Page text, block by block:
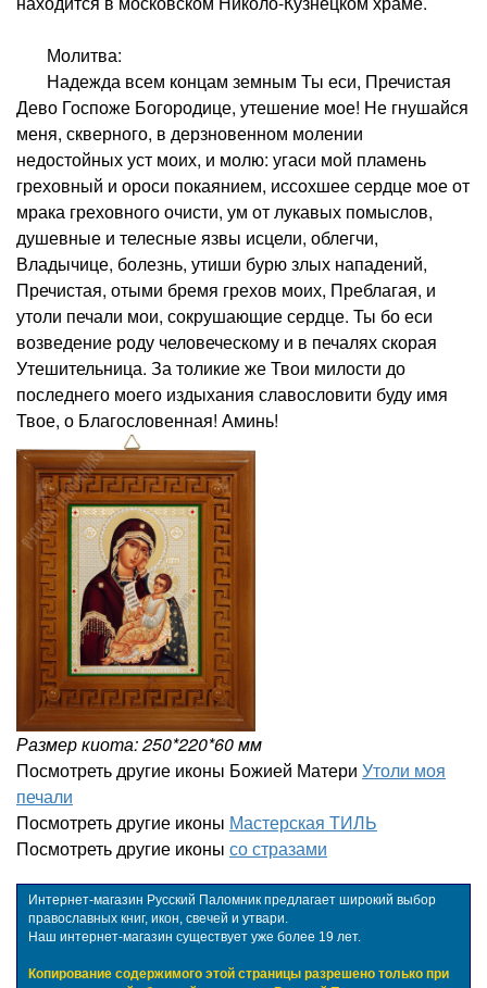
Молитва:
Надежда всем концам земным Ты еси, Пречистая
Дево Госпоже Богородице, утешение мое! Не гнушайся
меня, скверного, в дерзновенном молении
недостойных уст моих, и молю: угаси мой пламень
греховный и ороси покаянием, иссохшее сердце мое от
мрака греховного очисти, ум от лукавых помыслов,
душевные и телесные язвы исцели, облегчи,
Владычице, болезнь, утиши бурю злых нападений,
Пречистая, отыми бремя грехов моих, Преблагая, и
утоли печали мои, сокрушающие сердце. Ты бо еси
возведение роду человеческому и в печалях скорая
Утешительница. За толикие же Твои милости до
последнего моего издыхания славословити буду имя
Твое, о Благословенная! Аминь!
Размер киота: 250*220*60 мм
Посмотреть другие иконы Божией Матери Утоли моя
печали
Посмотреть другие иконы Мастерская ТИЛЬ
Посмотреть другие иконы со стразами
Интернет-магазин Русский Паломник предлагает широкий выбор
православных книг, икон, свечей и утвари.
Наш интернет-магазин существует уже более 19 лет.
Копирование содержимого этой страницы разрешено только при